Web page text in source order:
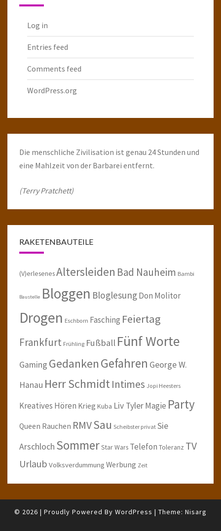
Log in
Entries feed
Comments feed
WordPress.org
Die menschliche Zivilisation ist genau 24 Stunden und
eine Mahlzeit von der Barbarei entfernt.
(Terry Pratchett)
RAKETENBAUTEILE
(V)erlesenesAltersleiden Bad Nauheim Bambi
Baustelle Bloggen BloglesungDon Molitor
Drogen Eschborn Fasching Feiertag
Frankfurt Frühling Fußball Fünf Worte
Gaming GedankenGefahren George W.
Hanau Herr SchmidtIntimes Jopi Heesters
Kreatives Hören Krieg Kuba Liv TylerMagie Party
Queen Rauchen RMVSau Scheibster privat Sie
Arschloch SommerStar Wars Telefon Toleranz TV
Urlaub Volksverdummung Werbung Zeit
© 2026 | Proudly Powered By WordPress | Theme: Nisarg